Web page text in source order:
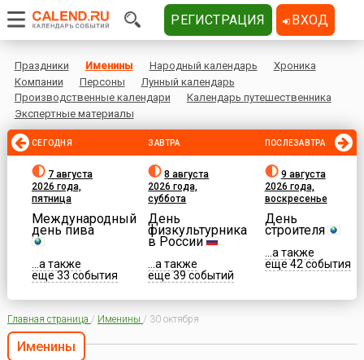
Праздники Именины Народный календарь
Хроника
Компании
Персоны
Лунный календарь
Производственные календари
Календарь путешественника
Экспертные материалы
СЕГОДНЯ
7 августа
2026 года,
пятница
Международный
день пива
...а также
еще 33 события
ЗАВТРА
8 августа
2026 года,
суббота
День
физкультурника
в России
...а также
еще 39 событий
ПОСЛЕЗАВТРА
9 августа
2026 года,
воскресенье
День
строителя
...а также
еще 42 события
Главная страница / Именины / 30 октября
Именины
РЕГИСТРАЦИЯ ВХОД